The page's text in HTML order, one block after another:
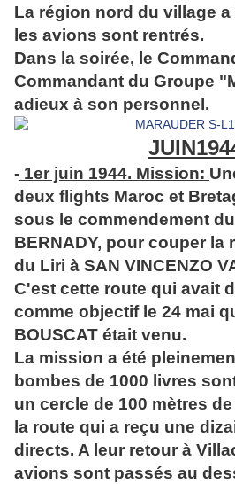
La région nord du village a
les avions sont rentrés.
Dans la soirée, le
Commandant du Groupe
adieux à son personnel.
- 1er juin 1944. Mission:
deux flights Maroc et
sous le commendement
BERNADY, pour couper la
du Liri à SAN VINCENZO
C'est cette route qui avait
comme objectif le 24 mai
BOUSCAT était venu.
La mission a été
bombes de 1000 livres
un cercle de 100 mètres
la route qui a reçu une
directs. A leur retour à
avions sont passés au